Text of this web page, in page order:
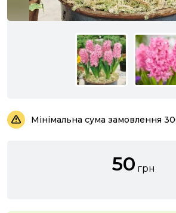
Мінімальна сума замовлення
50 грн